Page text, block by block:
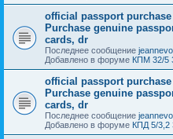
official passport purchase
Purchase genuine
cards, dr
Последнее сообщение
Добавлено в форуме КПМ 32/5
official passport purchase
Purchase genuine
cards, dr
Последнее сообщение
Добавлено в форуме КПД 5/